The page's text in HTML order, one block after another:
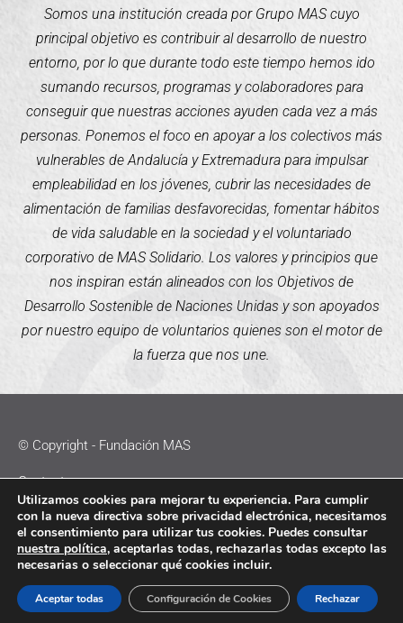
Somos una institución creada por Grupo MAS cuyo
principal objetivo es contribuir al desarrollo de nuestro
entorno, por lo que durante todo este tiempo hemos ido
sumando recursos, programas y colaboradores para
conseguir que nuestras acciones ayuden cada vez a más
personas. Ponemos el foco en apoyar a los colectivos más
vulnerables de Andalucía y Extremadura para impulsar
empleabilidad en los jóvenes, cubrir las necesidades de
alimentación de familias desfavorecidas, fomentar hábitos
de vida saludable en la sociedad y el voluntariado
corporativo de MAS Solidario. Los valores y principios que
nos inspiran están alineados con los Objetivos de
Desarrollo Sostenible de Naciones Unidas y son apoyados
por nuestro equipo de voluntarios quienes son el motor de
la fuerza que nos une.
© Copyright - Fundación MAS
Contacto
Política de Cookies
Política de Privacidad
Aviso Legal
Utilizamos cookies para mejorar tu experiencia. Para cumplir
con la nueva directiva sobre privacidad electrónica, necesitamos
el consentimiento para utilizar tus cookies. Puedes consultar
nuestra política, aceptarlas todas, rechazarlas todas excepto las
necesarias o seleccionar qué cookies incluir.
Aceptar todas Rechazar
Configuración de Cookies